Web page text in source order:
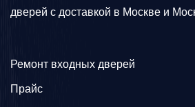
дверей с доставкой в Москве и
Ремонт входных дверей
Прайс